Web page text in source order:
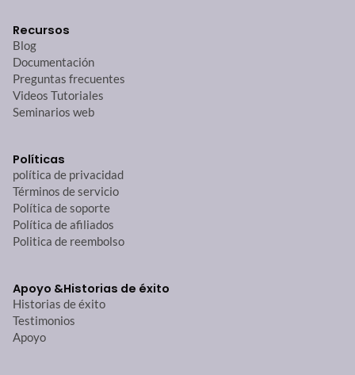
Recursos
Blog
Documentación
Preguntas frecuentes
Videos Tutoriales
Seminarios web
Políticas
política de privacidad
Términos de servicio
Política de soporte
Política de afiliados
Politica de reembolso
Apoyo &Historias de éxito
Historias de éxito
Testimonios
Apoyo